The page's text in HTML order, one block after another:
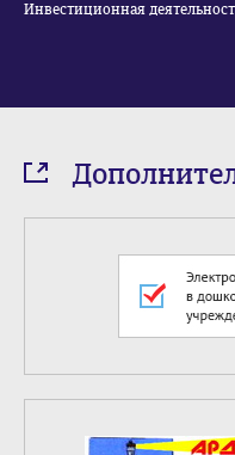
Инвестиционная